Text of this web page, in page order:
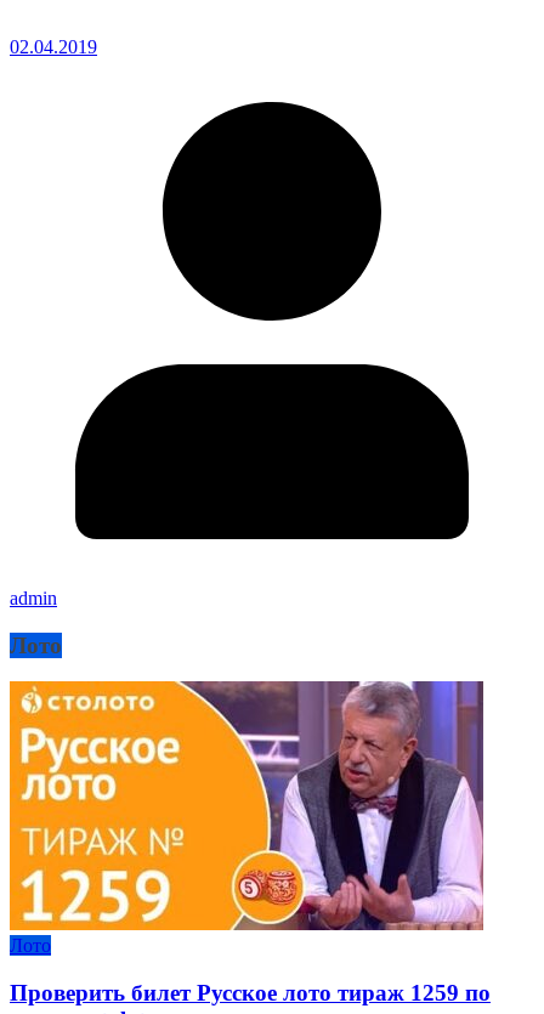
02.04.2019
admin
Лото
Лото
Проверить билет Русское лото тираж 1259 по